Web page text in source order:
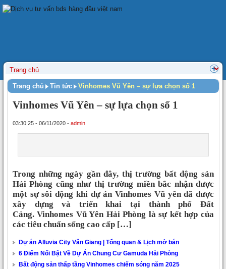
Trang chủ Tin tức Vinhomes Vũ Yên – sự lựa chọn số 1
Vinhomes Vũ Yên – sự lựa chọn số 1
03:30:25 - 06/11/2020 - admin
Trong những ngày gần đây, thị trường bất động sản
Hải Phòng cũng như thị trường miền bắc nhận được
một sự sôi động khi dự án Vinhomes Vũ yên đã được
xây dựng và triển khai tại thành phố Đất
Cảng. Vinhomes Vũ Yên Hải Phòng là sự kết hợp của
các tiêu chuẩn sống cao cấp […]
Dự án Alluvia City Văn Giang | Tổng quan & Lịch mở bán
6 Điểm Nổi Bật Về Dự Án Chung Cư Gamuda Hải Phòng
Bất động sản thấp tầng Vinhomes chiếm sóng năm 2025